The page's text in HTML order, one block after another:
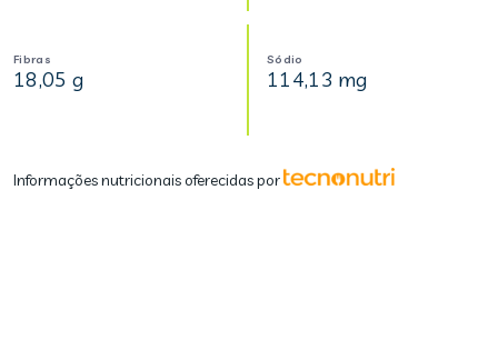
Fibras
18,05 g
Sódio
114,13 mg
Informações nutricionais oferecidas por